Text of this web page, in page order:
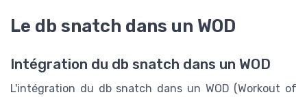
Intégration du db snatch dans un WOD
the Day) n'est pas seulement une question de force ;
c'est aussi une question de technique et de fluidité